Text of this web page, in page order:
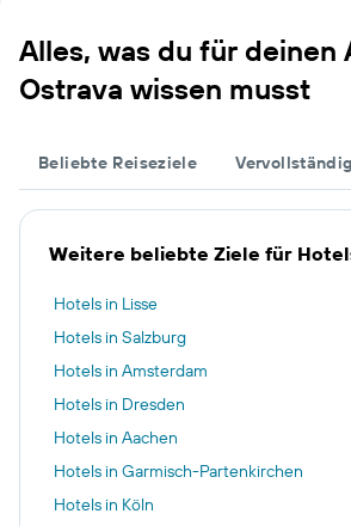
Alles, was du für deinen
Ostrava wissen musst
Beliebte Reiseziele
Weitere beliebte Ziele für
Hotels in Lisse
Hotels in Salzburg
Hotels in Amsterdam
Hotels in Dresden
Hotels in Aachen
Hotels in Garmisch-Partenkirchen
Hotels in Köln